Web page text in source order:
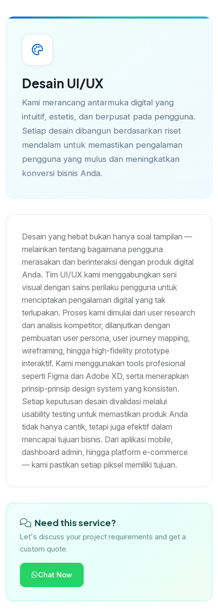
Desain UI/UX
Kami merancang antarmuka digital yang
intuitif, estetis, dan berpusat pada pengguna.
Setiap desain dibangun berdasarkan riset
mendalam untuk memastikan pengalaman
pengguna yang mulus dan meningkatkan
konversi bisnis Anda.
Desain yang hebat bukan hanya soal tampilan —
melainkan tentang bagaimana pengguna
merasakan dan berinteraksi dengan produk digital
Anda. Tim UI/UX kami menggabungkan seni
visual dengan sains perilaku pengguna untuk
menciptakan pengalaman digital yang tak
terlupakan. Proses kami dimulai dari user research
dan analisis kompetitor, dilanjutkan dengan
pembuatan user persona, user journey mapping,
wireframing, hingga high-fidelity prototype
interaktif. Kami menggunakan tools profesional
seperti Figma dan Adobe XD, serta menerapkan
prinsip-prinsip design system yang konsisten.
Setiap keputusan desain divalidasi melalui
usability testing untuk memastikan produk Anda
tidak hanya cantik, tetapi juga efektif dalam
mencapai tujuan bisnis. Dari aplikasi mobile,
dashboard admin, hingga platform e-commerce
— kami pastikan setiap piksel memiliki tujuan.
Need this service?
Let's discuss your project requirements and get a
custom quote.
Chat Now